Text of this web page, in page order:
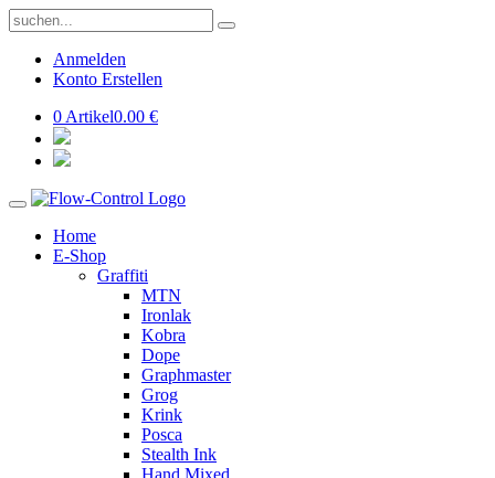
Anmelden
Konto Erstellen
0 Artikel0.00 €
Home
E-Shop
Graffiti
MTN
Ironlak
Kobra
Dope
Graphmaster
Grog
Krink
Posca
Stealth Ink
Hand Mixed